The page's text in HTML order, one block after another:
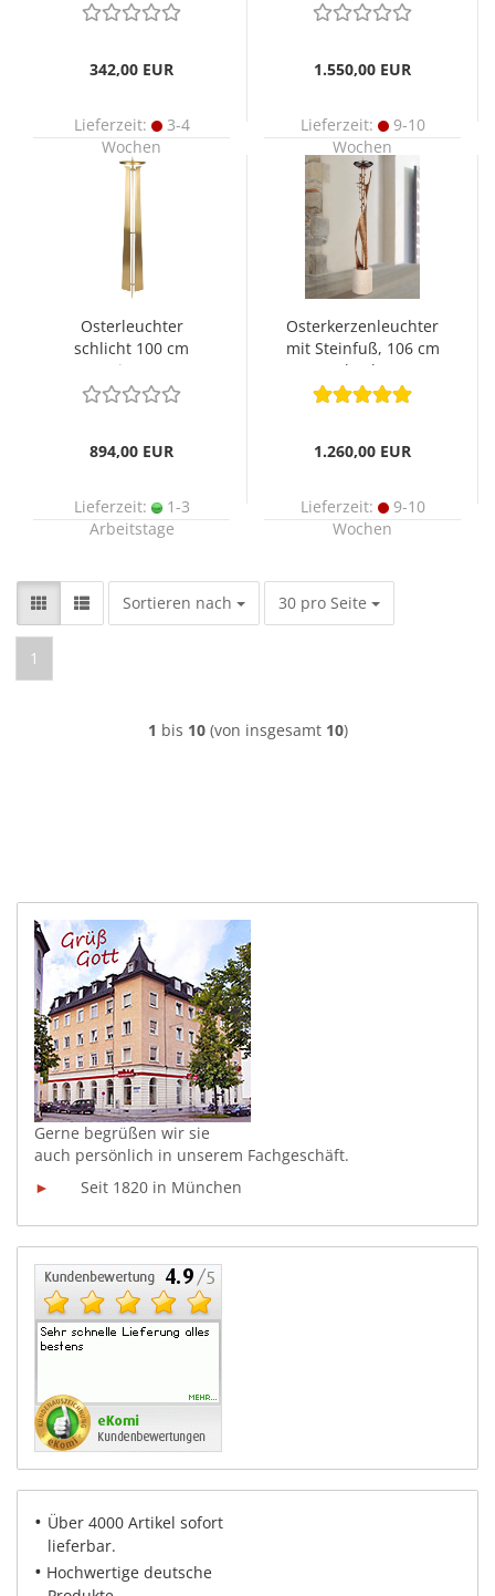
342,00 EUR
Lieferzeit:
3-4
Wochen
1.550,00 EUR
Lieferzeit:
9-10
Wochen
Osterleuchter
schlicht 100 cm
Messing matt,
brüniert
894,00 EUR
Lieferzeit:
1-3
Arbeitstage
Osterkerzenleuchter
mit Steinfuß, 106 cm
hoch
1.260,00 EUR
Lieferzeit:
9-10
Wochen
Sortieren nach
Sortieren nach 30 pro Seite
pro Seite
1
1 bis 10(von insgesamt 10)
Gerne begrüßen wir sie
auch persönlich in unserem Fachgeschäft.
►
Seit 1820 in München
• Über 4000 Artikel sofort
lieferbar.
• Hochwertige deutsche